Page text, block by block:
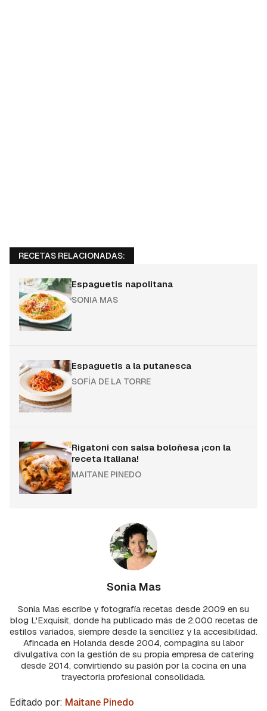
RECETAS RELACIONADAS:
Espaguetis napolitana
SONIA MAS
Espaguetis a la putanesca
SOFÍA DE LA TORRE
Rigatoni con salsa boloñesa ¡con la
receta italiana!
MAITANE PINEDO
Sonia Mas
Sonia Mas escribe y fotografía recetas desde 2009 en su
blog L'Exquisit, donde ha publicado más de 2.000 recetas de
estilos variados, siempre desde la sencillez y la accesibilidad.
Afincada en Holanda desde 2004, compagina su labor
divulgativa con la gestión de su propia empresa de catering
desde 2014, convirtiendo su pasión por la cocina en una
trayectoria profesional consolidada.
Editado por: Maitane Pinedo